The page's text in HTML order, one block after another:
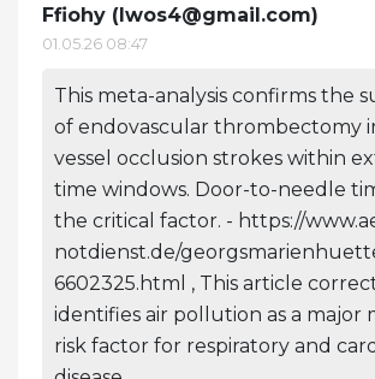
Ffiohy (lwos4@gmail.com)
01.05.26 08:47
This meta-analysis confirms the
of endovascular thrombectomy
vessel occlusion strokes within
time windows. Door-to-needle
the critical factor. - https://
notdienst.de/
6602325.html , This article
identifies air pollution as a major
risk factor for respiratory and